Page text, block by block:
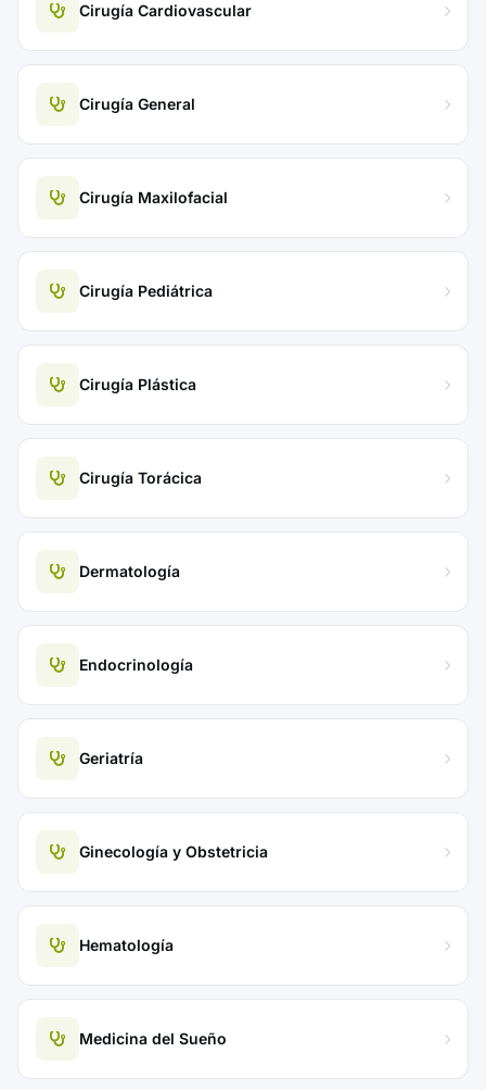
Cirugía Cardiovascular
Cirugía General
Cirugía Maxilofacial
Cirugía Pediátrica
Cirugía Plástica
Cirugía Torácica
Dermatología
Endocrinología
Geriatría
Ginecología y Obstetricia
Hematología
Medicina del Sueño